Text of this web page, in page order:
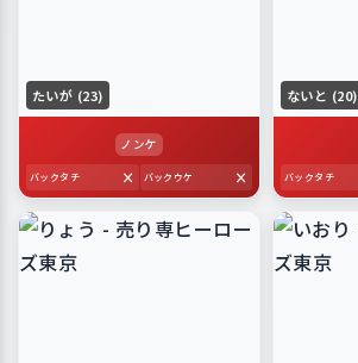
たいが (23)
ノンケ
バックタチ × バックウケ ×
ないと (20)
バックタチ